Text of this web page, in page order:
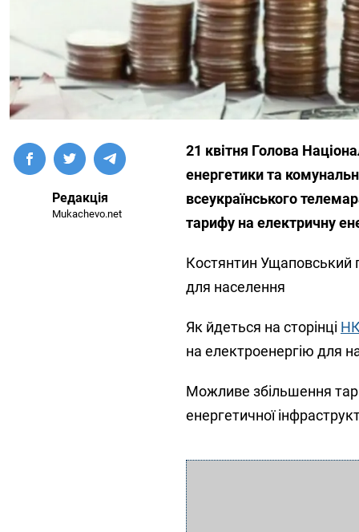
Редакція
Mukachevo.net
21 квітня Голова
енергетики та
всеукраїнського
тарифу на електричну
Костянтин Ущаповський
для населення
Як йдеться на сторінці
на електроенергію для
Можливе збільшення
енергетичної